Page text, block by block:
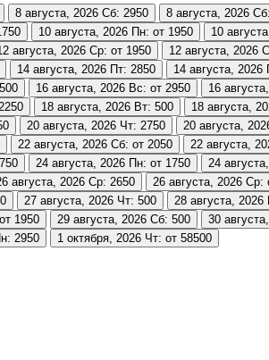
8 августа, 2026 Сб: 2950 8 августа, 2026
10 августа, 2026 Пн: от 1950 10
августа, 2026 Ср: от 1950 12 августа, 2026
14 августа, 2026 Пт: 2850 14 августа, 2026
16 августа, 2026 Вс: от 2950 16
18 августа, 2026 Вт: 500 18 августа,
20 августа, 2026 Чт: 2750 20 августа,
22 августа, 2026 Сб: от 2050 22 августа,
24 августа, 2026 Пн: от 1750 24
августа, 2026 Ср: 2650 26 августа, 2026 Ср:
27 августа, 2026 Чт: 500 28 августа, 2026
1950 29 августа, 2026 Сб: 500 30
2950 1 октября, 2026 Чт: от 58500